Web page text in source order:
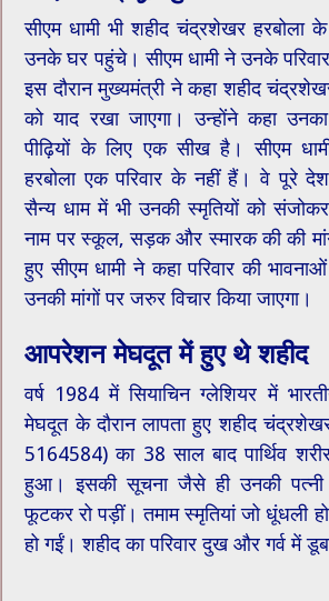
सीएम धामी भी शहीद चंद्रशेखर हरबोला
उनके घर पहुंचे। सीएम धामी ने उनके
इस दौरान मुख्यमंत्री ने कहा शहीद
को याद रखा जाएगा। उन्होंने कहा
पीढ़ियों के लिए एक सीख है। सीएम
हरबोला एक परिवार के नहीं हैं। वे पूरे
सैन्य धाम में भी उनकी स्मृतियों को
नाम पर स्कूल, सड़क और स्मारक की की
हुए सीएम धामी ने कहा परिवार की
उनकी मांगों पर जरुर विचार किया जाएगा।
आपरेशन मेघदूत में हुए थे शहीद
वर्ष 1984 में सियाचिन ग्लेशियर में
मेघदूत के दौरान लापता हुए शहीद
5164584) का 38 साल बाद पार्थिव
हुआ। इसकी सूचना जैसे ही उनकी
फूटकर रो पड़ीं। तमाम स्मृतियां जो धूंधली
हो गईं। शहीद का परिवार दुख और गर्व में